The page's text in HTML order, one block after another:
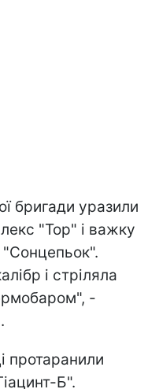
бригади уразили
"Тор" і важку
і стріляла
-
протаранили
Б".